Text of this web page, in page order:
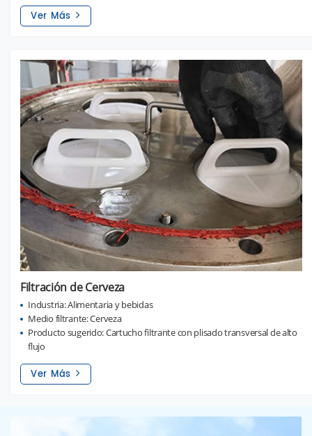
Ver Más
Filtración de Cerveza
Industria: Alimentaria y bebidas
Medio filtrante: Cerveza
Producto sugerido: Cartucho filtrante con plisado transversal de alto
flujo
Ver Más